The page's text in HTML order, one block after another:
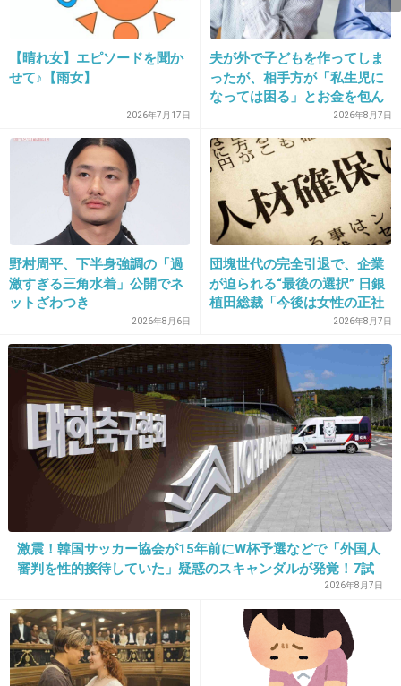
2013/06/28(金) 16:59:10
去年買えなかったから、今年は買いたい
+9 -2
2013/06/28(金) 16:59:57
話題性って大事ですよね、商売は。
まんまと、買いに行こうと思ってる人けっこう
いると思う。
もちろん、私も。
美味しそうだけど、ストローで吸ったら紙パッ
クのジュース飲んでる時みたいな変な音がしそ
う
【晴れ女】エピソードを聞か
せて♪【雨女】
2026年7月17日
夫が外で子どもを作ってしま
ったが、相手方が「私生児に
なっては困る」とお金を包ん
で頭を下げに来ても応じず、
晩年まで離婚に応じなかった
親戚の話→「一生復讐にな
る」「これ本人幸せなの？」
2026年8月7日
野村周平、下半身強調の「過
激すぎる三角水着」公開でネ
ットざわつき
2026年8月6日
団塊世代の完全引退で、企業
が迫られる“最後の選択” 日銀
植田総裁「今後は女性の正社
員化と外国人の人材活用が
鍵」
2026年8月7日
激震！韓国サッカー協会が15年前にW杯予選などで「外国人
審判を性的接待していた」疑惑のスキャンダルが発覚！7試
合20人が対象で日本人審判が含まれていたとの指摘も…2026年8月7日